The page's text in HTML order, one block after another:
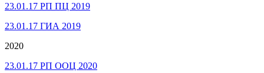
23.01.17 РП ПЦ 2019
23.01.17 ГИА 2019
2020
23.01.17 РП ООЦ 2020